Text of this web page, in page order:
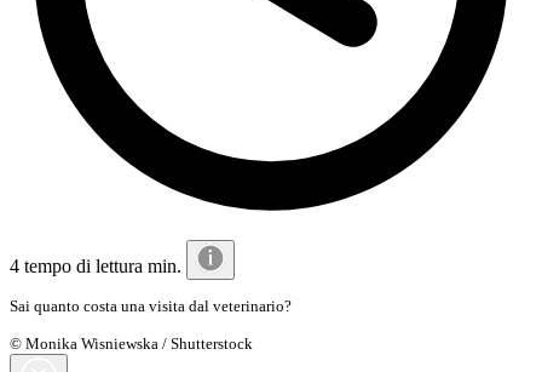
4 tempo di lettura min.
Sai quanto costa una visita dal veterinario?
© Monika Wisniewska / Shutterstock